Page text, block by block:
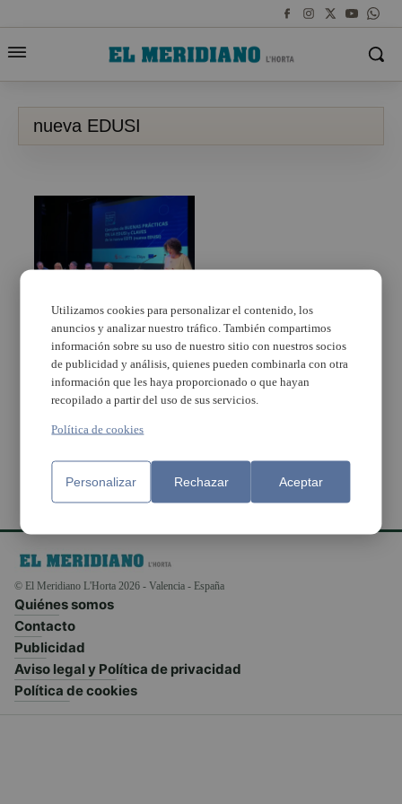
nueva EDUSI
Arcadi España avanza
en Quart de Poblet que
la nueva EDUSI contará
con mayor presupuesto
y llegará a más
municipios
© El Meridiano L'Horta 2026 - Valencia - España
Quiénes somos
Contacto
Publicidad
Aviso legal y Política de privacidad
Política de cookies
Utilizamos cookies para personalizar el contenido, los
anuncios y analizar nuestro tráfico. También compartimos
información sobre su uso de nuestro sitio con nuestros socios
de publicidad y análisis, quienes pueden combinarla con otra
información que les haya proporcionado o que hayan
recopilado a partir del uso de sus servicios.
Política de cookies
Personalizar Rechazar Aceptar